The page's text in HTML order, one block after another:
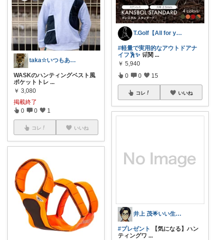
taka☆いつもありがとうございます。
WASKのハンティングベスト風
ポケットトレ ...
￥ 3,080
掲載終了
0 0 1
コレ いいね
T.Golf【All for you】
#軽量で実用的なアウトドアナ
イフ🕺✨ 🛒関 ...
￥ 5,940
0 0 15
コレ いいね
井上 茂🌟いい生活改善🌟
#プレゼント
【気になる】ハン
ティングワ ...